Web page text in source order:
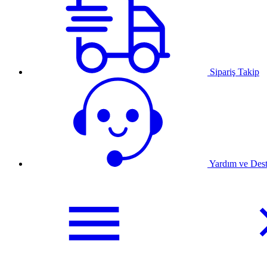
Sipariş Takip
Yardım ve